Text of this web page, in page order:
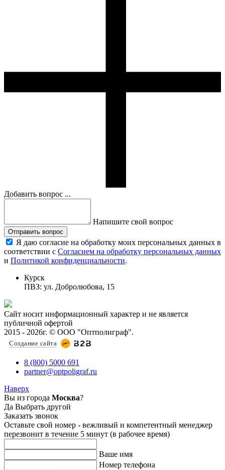
Добавить вопрос ...
Напишите свой вопрос
Отправить вопрос
Я даю согласие на обработку моих персональных данных в
соответствии с Согласием на обработку персональных данных
и Политикой конфиденциальности.
Курск
ПВЗ: ул. Добролюбова, 15
Сайт носит информационный характер и не является
публичной офертой
2015 - 2026г. © ООО "Оптполиграф".
Создание сайта
8 (800) 5000 691
partner@optpoligraf.ru
Наверх
Вы из города Москва?
Да Выбрать другой
Заказать звонок
Оставьте свой номер - вежливый и компетентный менеджер
перезвонит в течение 5 минут (в рабочее время)
Ваше имя
Номер телефона